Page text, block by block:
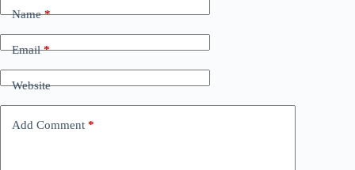
Name*
Email*
Website
Add Comment *